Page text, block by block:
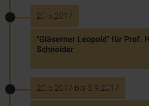
20.5.2017
"Gläserner Leopold" für Prof.
Schneider
20.5.2017 bis 3.9.2017